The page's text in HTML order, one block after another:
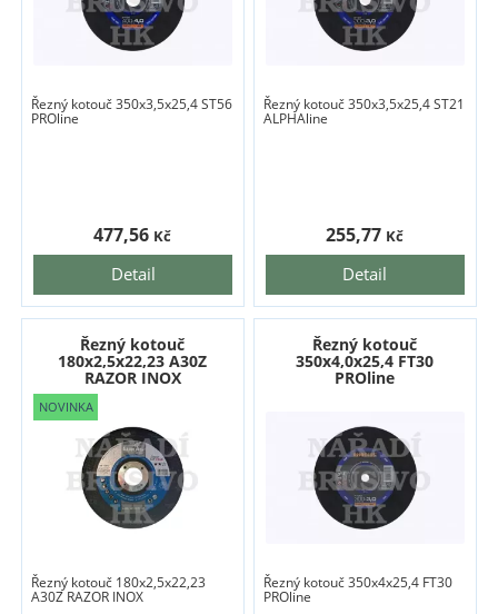
Řezný kotouč 350x3,5x25,4 ST56
PROline
Detail
477,56 Kč
Řezný kotouč 350x3,5x25,4 ST21
ALPHAline
Detail
255,77 Kč
Řezný kotouč
180x2,5x22,23 A30Z
RAZOR INOX
Řezný kotouč 180x2,5x22,23
A30Z RAZOR INOX
Řezný kotouč
350x4,0x25,4 FT30
PROline
Řezný kotouč 350x4x25,4 FT30
PROline